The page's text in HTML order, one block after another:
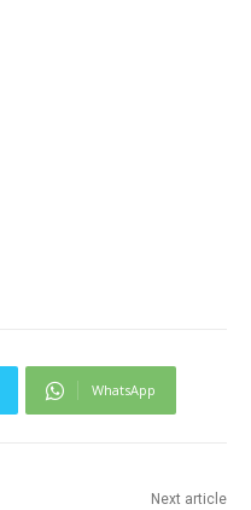
WhatsApp
Next article